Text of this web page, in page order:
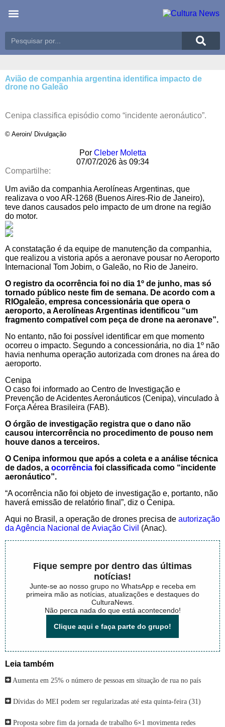
Avião de companhia argentina identifica impacto de
drone no Galeão
Cenipa classifica episódio como “incidente aeronáutico”.
© Aeroin/ Divulgação
Por Cleber Moletta
07/07/2026 às 09:34
Compartilhe:
Um avião da companhia Aerolíneas Argentinas, que
realizava o voo AR-1268 (Buenos Aires-Rio de Janeiro),
teve danos causados pelo impacto de um drone na região
do motor.
A constatação é da equipe de manutenção da companhia,
que realizou a vistoria após a aeronave pousar no Aeroporto
Internacional Tom Jobim, o Galeão, no Rio de Janeiro.
O registro da ocorrência foi no dia 1º de junho, mas só
tornado público neste fim de semana. De acordo com a
RIOgaleão, empresa concessionária que opera o
aeroporto, a Aerolíneas Argentinas identificou “um
fragmento compatível com peça de drone na aeronave”.
No entanto, não foi possível identificar em que momento
ocorreu o impacto. Segundo a concessionária, no dia 1º não
havia nenhuma operação autorizada com drones na área do
aeroporto.
Cenipa
O caso foi informado ao Centro de Investigação e
Prevenção de Acidentes Aeronáuticos (Cenipa), vinculado à
Força Aérea Brasileira (FAB).
O órgão de investigação registra que o dano não
causou intercorrência no procedimento de pouso nem
houve danos a terceiros.
O Cenipa informou que após a coleta e a análise técnica
de dados, a ocorrência foi classificada como “incidente
aeronáutico”.
“A ocorrência não foi objeto de investigação e, portanto, não
haverá emissão de relatório final”, diz o Cenipa.
Aqui no Brasil, a operação de drones precisa de autorização
da Agência Nacional de Aviação Civil (Anac).
Fique sempre por dentro das últimas
notícias!
Junte-se ao nosso grupo no WhatsApp e receba em
primeira mão as notícias, atualizações e destaques do
CulturaNews.
Não perca nada do que está acontecendo!
Clique aqui e faça parte do grupo!
Leia também
Aumenta em 25% o número de pessoas em situação de rua no país
Dívidas do MEI podem ser regularizadas até esta quinta-feira (31)
Proposta sobre fim da jornada de trabalho 6×1 movimenta redes